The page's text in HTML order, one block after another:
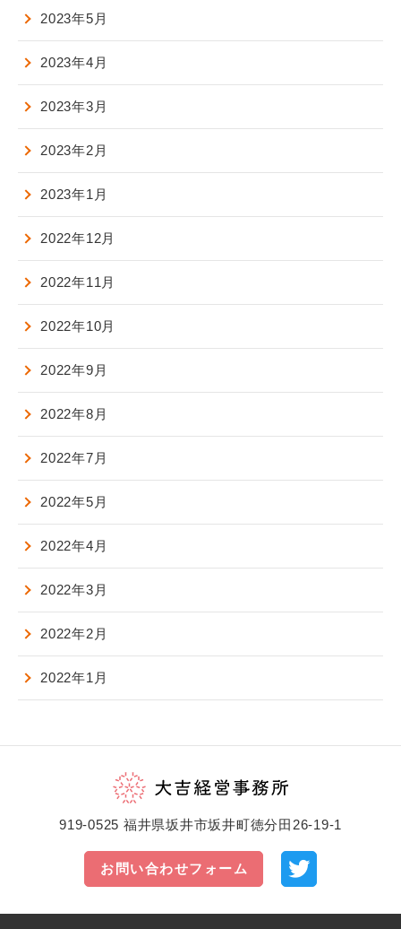
2023年5月
2023年4月
2023年3月
2023年2月
2023年1月
2022年12月
2022年11月
2022年10月
2022年9月
2022年8月
2022年7月
2022年5月
2022年4月
2022年3月
2022年2月
2022年1月
919-0525 福井県坂井市坂井町徳分田26-19-1
お問い合わせフォーム